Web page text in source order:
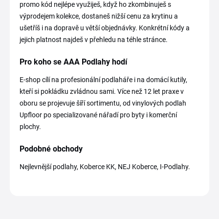
promo kód nejlépe využiješ, když ho zkombinuješ s
výprodejem kolekce, dostaneš nižší cenu za krytinu a
ušetříš i na dopravě u větší objednávky. Konkrétní kódy a
jejich platnost najdeš v přehledu na téhle stránce.
Pro koho se AAA Podlahy hodí
E-shop cílí na profesionální podlaháře i na domácí kutily,
kteří si pokládku zvládnou sami. Více než 12 let praxe v
oboru se projevuje šíří sortimentu, od vinylových podlah
Upfloor po specializované nářadí pro byty i komerční
plochy.
Podobné obchody
Nejlevnější podlahy, Koberce KK, NEJ Koberce, I-Podlahy.